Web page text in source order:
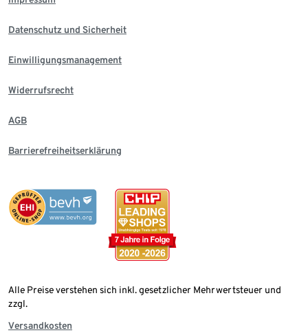
Datenschutz und Sicherheit
Einwilligungsmanagement
Widerrufsrecht
AGB
Barrierefreiheitserklärung
Alle Preise verstehen sich inkl. gesetzlicher Mehrwertsteuer und
zzgl.
Versandkosten